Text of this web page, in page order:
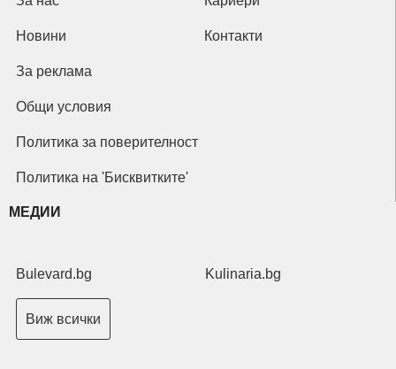
Новини Контакти
За реклама
Общи условия
Политика за поверителност
Политика на 'Бисквитките'
МЕДИИ
Bulevard.bg Kulinaria.bg
Виж всички